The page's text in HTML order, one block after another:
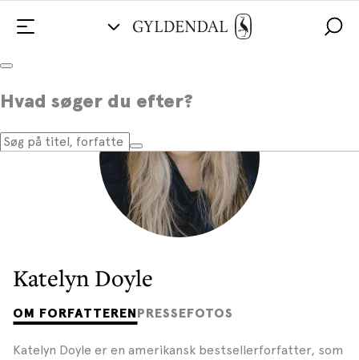
Hvad søger du efter?
Katelyn Doyle
OM FORFATTERENPRESSEFOTOS
Katelyn Doyle er en amerikansk bestsellerforfatter, som